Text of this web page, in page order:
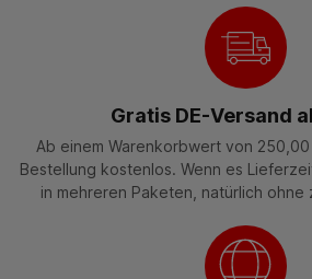
Gratis DE-Versand
Ab einem Warenkorbwert von
Bestellung kostenlos. Wenn es
in mehreren Paketen, natürlich ohne